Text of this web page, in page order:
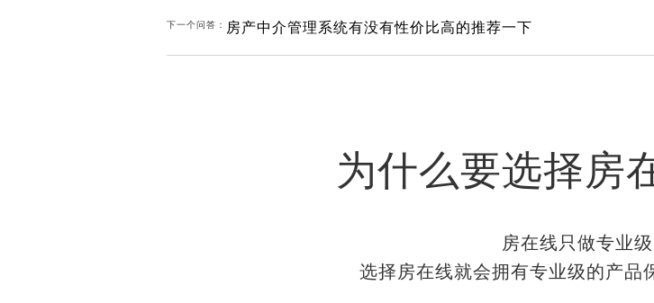
下一个问答： 房产中介管理系统有没有性价比高的推荐一下
为什么要选择房
房在线只做专业级
选择房在线就会拥有专业级的产品